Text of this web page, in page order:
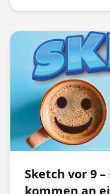
Sketch vor 9